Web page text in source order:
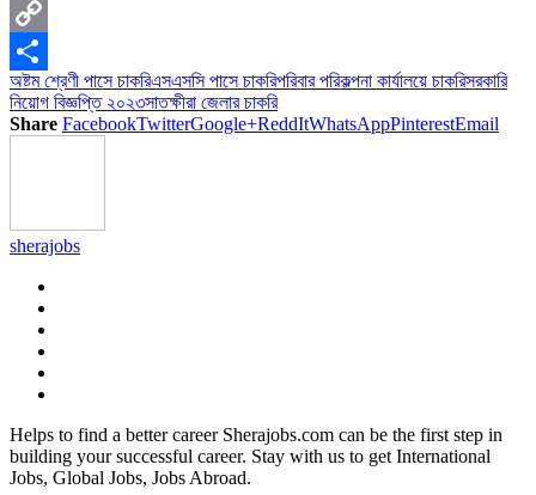
X
Copy
Link
Share
অষ্টম শ্রেণী পাসে চাকরিএসএসসি পাসে চাকরিপরিবার পরিকল্পনা কার্যালয়ে চাকরিসরকারি
নিয়োগ বিজ্ঞপ্তি ২০২৩সাতক্ষীরা জেলার চাকরি
Share FacebookTwitterGoogle+ReddItWhatsAppPinterestEmail
sherajobs
Helps to find a better career Sherajobs.com can be the first step in
building your successful career. Stay with us to get International
Jobs, Global Jobs, Jobs Abroad.